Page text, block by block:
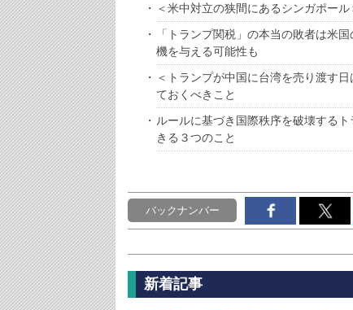
＜米中対立の狭間にあるシンガポー
「トランプ関税」の本当の敗者は米
機を与える可能性も
＜トランプが中国に台湾を売り渡す
ておくべきこと
ルールに基づき国際秩序を破壊する
きる３つのこと
バックナンバー
新着記事